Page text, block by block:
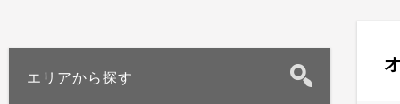
エリアから探す